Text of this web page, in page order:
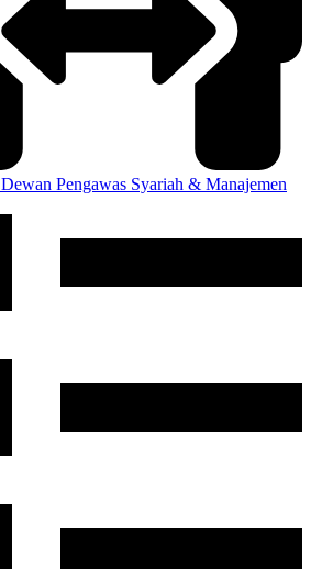
Dewan Pengawas Syariah & Manajemen